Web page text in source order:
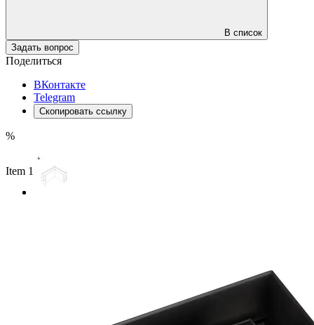
В список
Задать вопрос
Поделиться
ВКонтакте
Telegram
Скопировать ссылку
%
Item 1 of 2